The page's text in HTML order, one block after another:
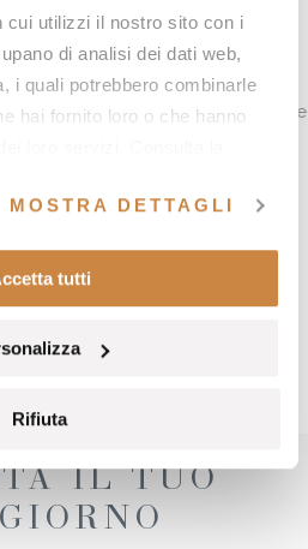
cui utilizzi il nostro sito con i
di analisi dei dati web,
i quali potrebbero combinarle
hai fornito loro o che hanno
MOSTRA DETTAGLI
tutti
Rifiuta
in calendario
Fonteverde scopri il tempo per
libertà. Qui il benessere
dare qualità alla vita quotidiana.
DI PIÙ
IL TUO